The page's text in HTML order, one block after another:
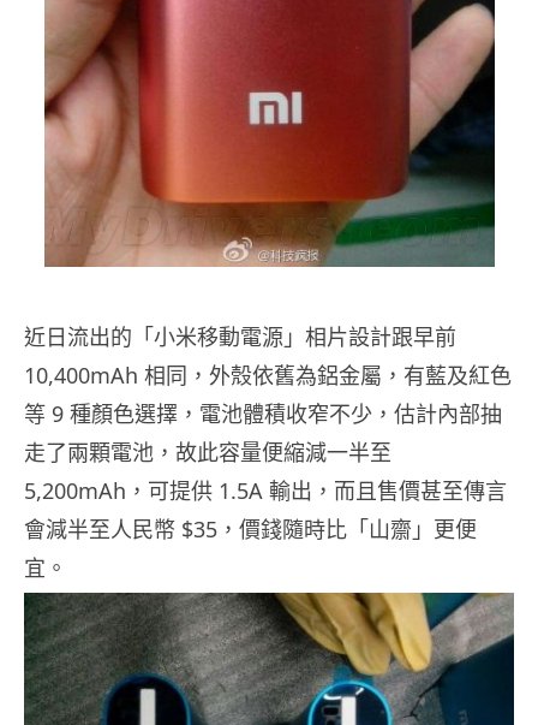
近日流出的「小米移動電源」相片設計跟早前
10,400mAh 相同，外殼依舊為鋁金屬，有藍及紅色
等 9 種顏色選擇，電池體積收窄不少，估計內部抽
走了兩顆電池，故此容量便縮減一半至
5,200mAh，可提供 1.5A 輸出，而且售價甚至傳言
會減半至人民幣 $35，價錢隨時比「山齋」更便
宜。